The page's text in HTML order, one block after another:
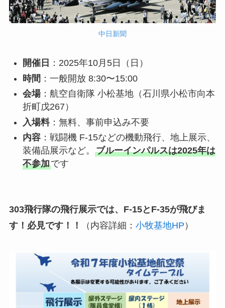
中日新聞
開催日 ：2025年10月5日（日）
時間 ：一般開放 8:30〜15:00
会場：航空自衛隊 小松基地（石川県小松市向本
折町戊267）
入場料：無料、事前申込み不要
内容：戦闘機 F-15などの機動飛行、地上展示、
装備品展示など。 ブルーインパルスは2025年は
不参加です
303飛行隊の飛行展示では、F-15とF-35が飛びま
す！必見です！！
（内容詳細： 小牧基地HP ）